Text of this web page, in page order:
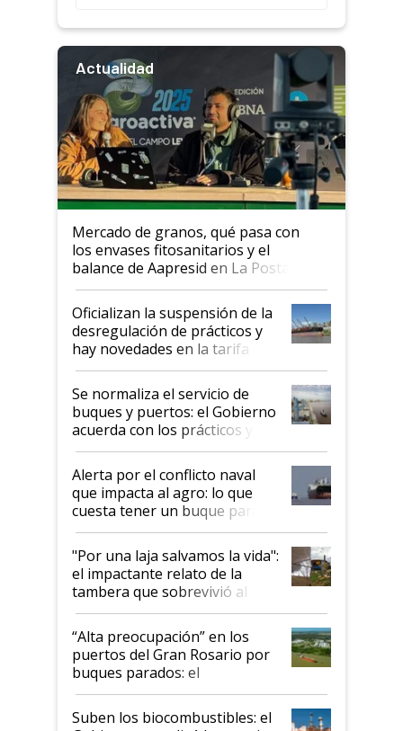
Actualidad
Mercado de granos, qué pasa con
los envases fitosanitarios y el
balance de Aapresid en La Posta
Oficializan la suspensión de la
desregulación de prácticos y
hay novedades en la tarifa de
la hidrovía
Se normaliza el servicio de
buques y puertos: el Gobierno
acuerda con los prácticos y
suspende el decreto de
desregulación
Alerta por el conflicto naval
que impacta al agro: lo que
cuesta tener un buque parado
y el peligro de que Argentina
pase a ser "país sucio"
"Por una laja salvamos la vida":
el impactante relato de la
tambera que sobrevivió al
tornado
“Alta preocupación” en los
puertos del Gran Rosario por
buques parados: el
funcionamiento de las
exportadoras en tensión tras
la medida de fuerza de los
Suben los biocombustibles: el